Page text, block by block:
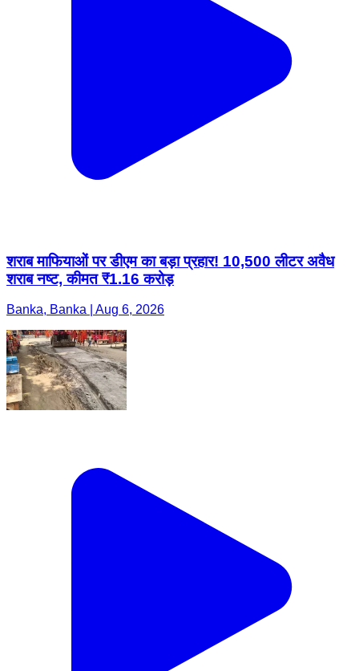
शराब माफियाओं पर डीएम का बड़ा प्रहार! 10,500 लीटर अवैध
शराब नष्ट, कीमत ₹1.16 करोड़
Banka, Banka | Aug 6, 2026